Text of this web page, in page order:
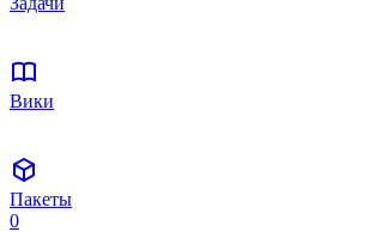
Вики
Пакеты
0